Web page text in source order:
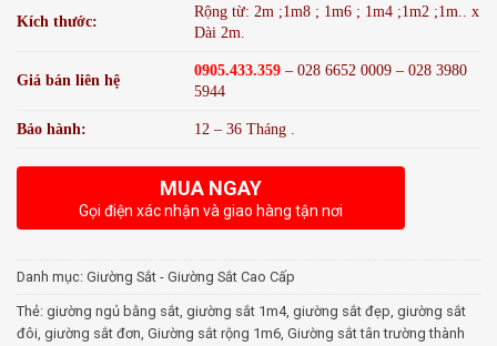
Kích thước:
Rộng từ: 2m ;1m8 ; 1m6 ; 1m4 ;1m2 ;1m.. x
Dài 2m.
Giá bán liên hệ
0905.433.359 – 028 6652 0009 – 028 3980
5944
Bảo hành: 12 – 36 Tháng .
MUA NGAY
Gọi điện xác nhận và giao hàng tận nơi
Danh mục: Giường Sắt - Giường Sắt Cao Cấp
Thẻ: giường ngủ bằng sắt giường sắt 1m4, giường sắt đẹp giường sắt
đôi giường sắt đơn Giường sắt rộng 1m6 Giường sắt tân trường thành